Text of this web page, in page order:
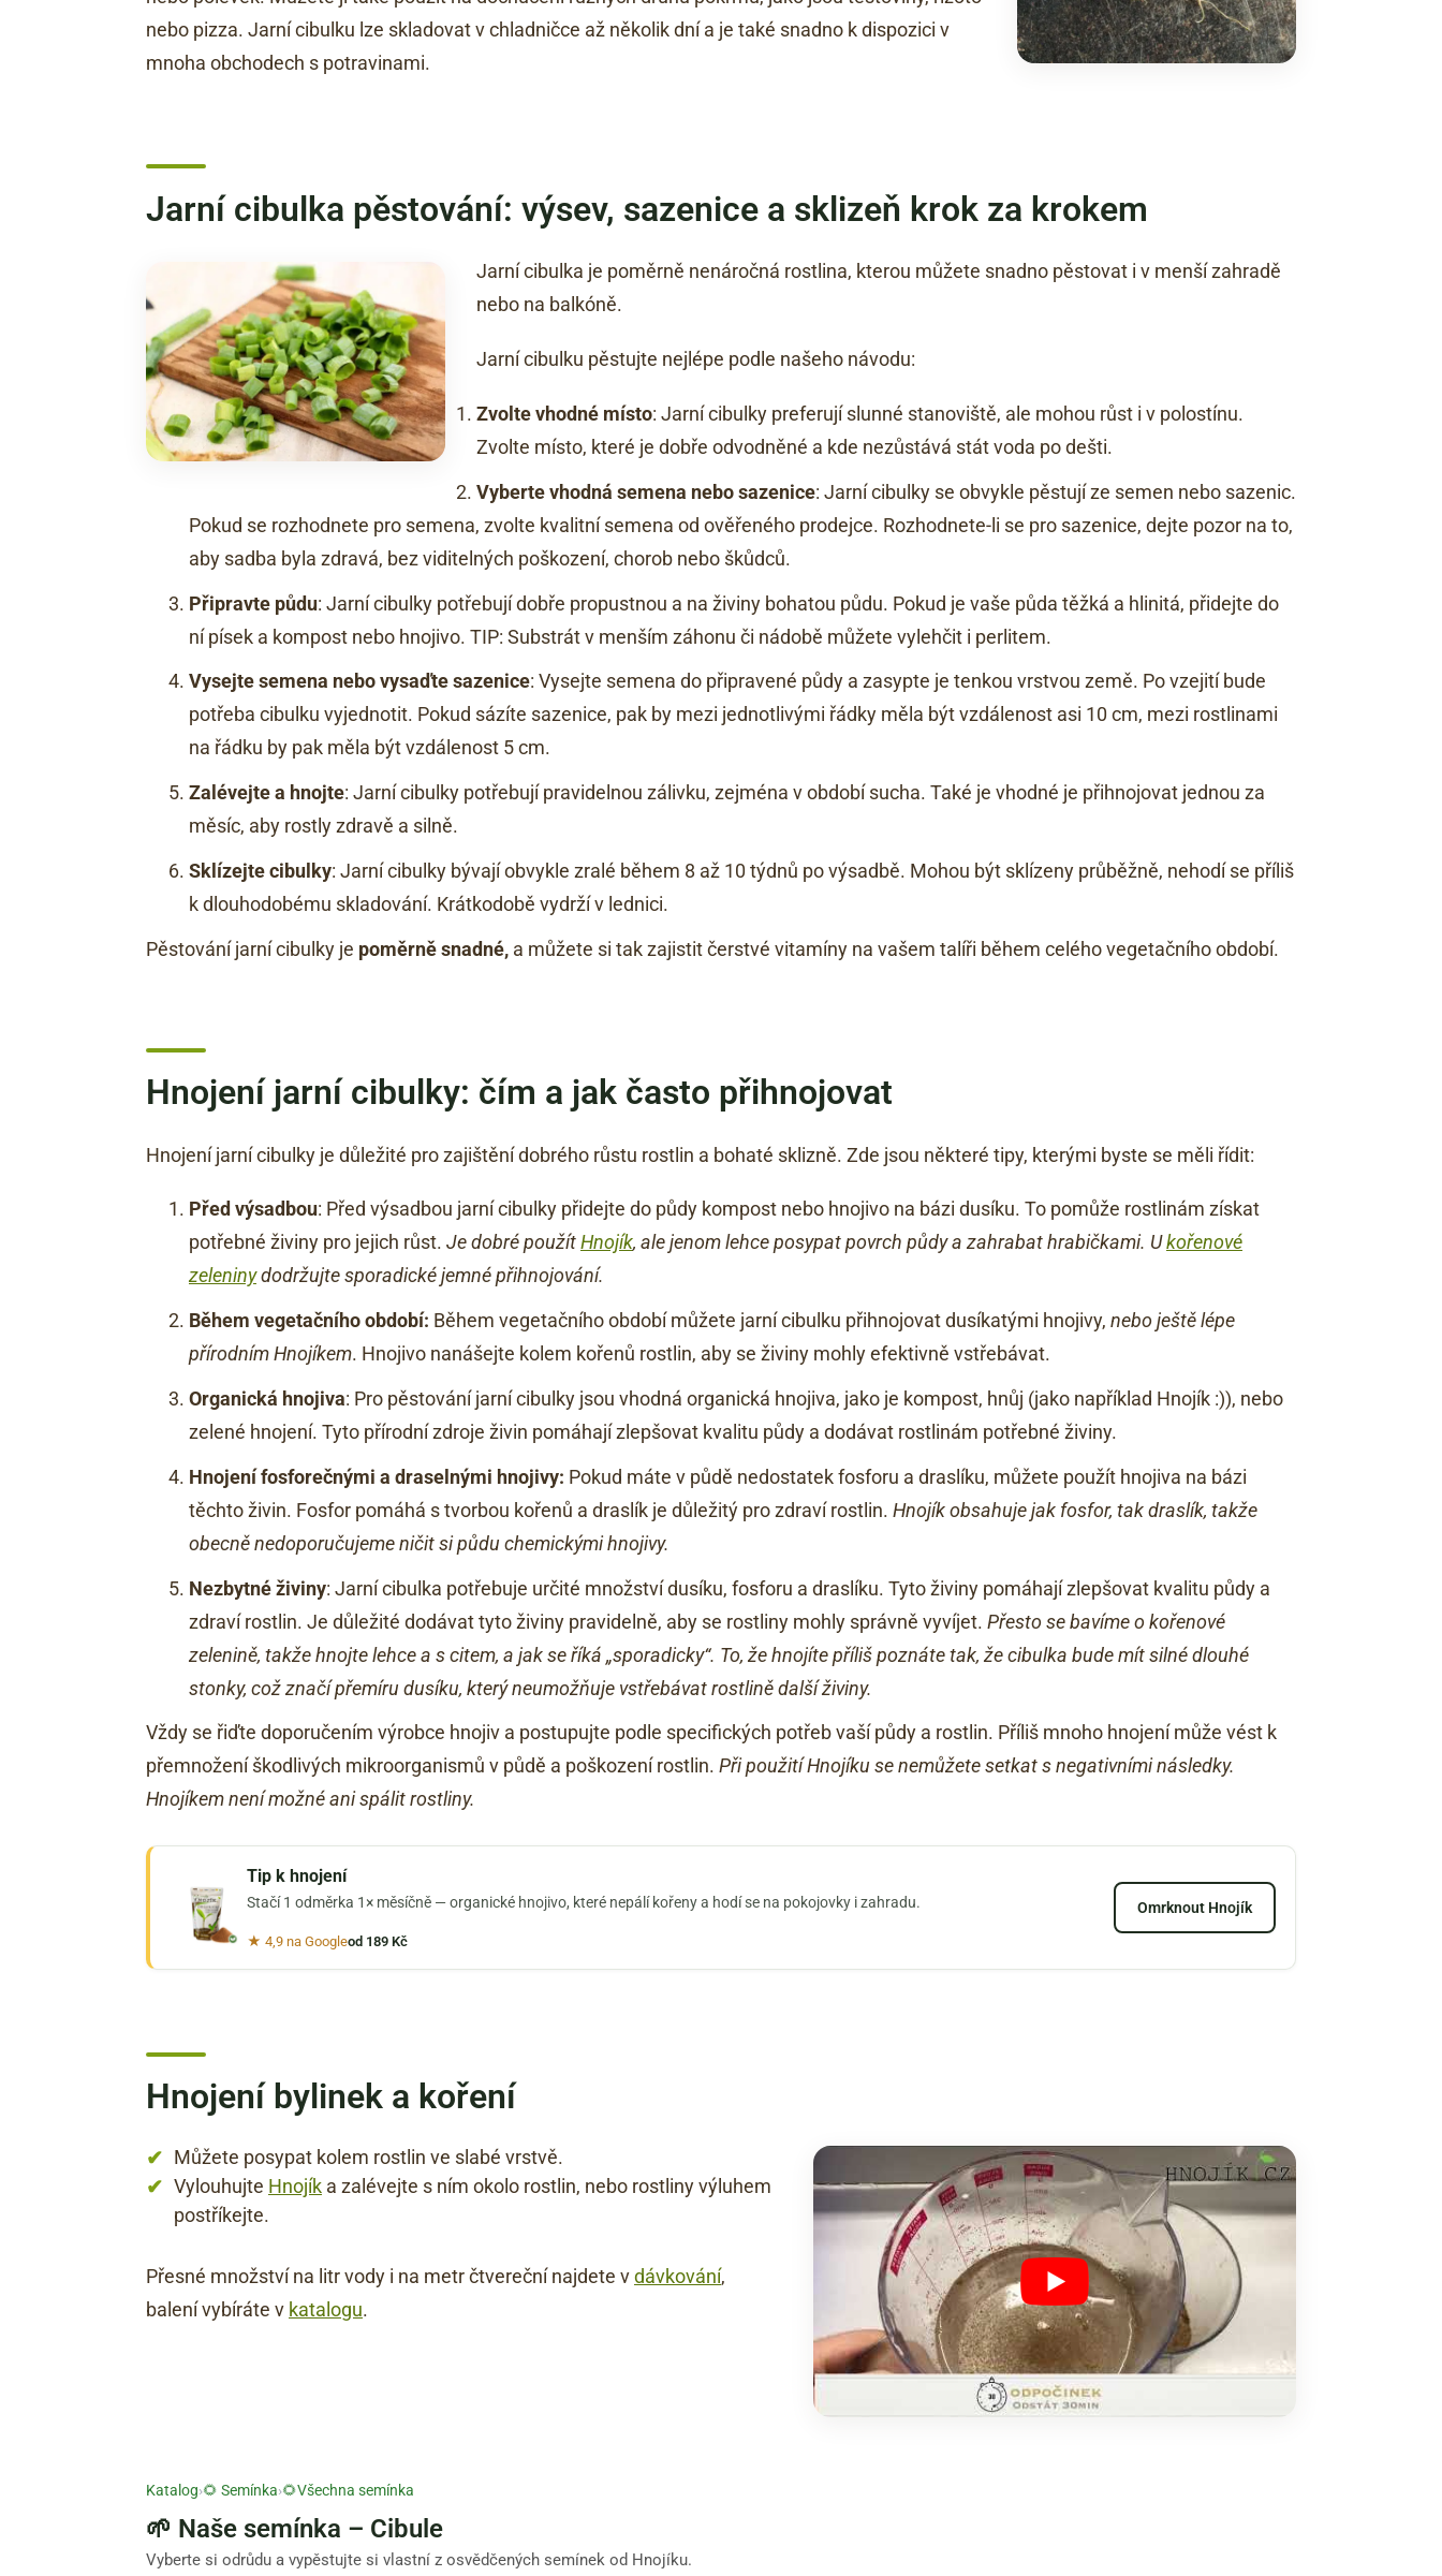
nebo pizza. Jarní cibulku lze skladovat v chladničce až několik dní a je také snadno k dispozici v
mnoha obchodech s potravinami.
Jarní cibulka pěstování: výsev, sazenice a sklizeň krok za krokem
Jarní cibulka je poměrně nenáročná rostlina, kterou můžete snadno pěstovat i v menší zahradě
nebo na balkóně.
Jarní cibulku pěstujte nejlépe podle našeho návodu:
Zvolte vhodné místo: Jarní cibulky preferují slunné stanoviště, ale mohou růst i v polostínu.
Zvolte místo, které je dobře odvodněné a kde nezůstává stát voda po dešti.
Vyberte vhodná semena nebo sazenice: Jarní cibulky se obvykle pěstují ze semen nebo sazenic.
Pokud se rozhodnete pro semena, zvolte kvalitní semena od ověřeného prodejce. Rozhodnete-li se pro sazenice, dejte pozor na to,
aby sadba byla zdravá, bez viditelných poškození, chorob nebo škůdců.
Připravte půdu: Jarní cibulky potřebují dobře propustnou a na živiny bohatou půdu. Pokud je vaše půda těžká a hlinitá, přidejte do
ní písek a kompost nebo hnojivo. TIP: Substrát v menším záhonu či nádobě můžete vylehčit i perlitem.
Vysejte semena nebo vysaďte sazenice: Vysejte semena do připravené půdy a zasypte je tenkou vrstvou země. Po vzejití bude
potřeba cibulku vyjednotit. Pokud sázíte sazenice, pak by mezi jednotlivými řádky měla být vzdálenost asi 10 cm, mezi rostlinami
na řádku by pak měla být vzdálenost 5 cm.
Zalévejte a hnojte: Jarní cibulky potřebují pravidelnou zálivku, zejména v období sucha. Také je vhodné je přihnojovat jednou za
měsíc, aby rostly zdravě a silně.
Sklízejte cibulky: Jarní cibulky bývají obvykle zralé během 8 až 10 týdnů po výsadbě. Mohou být sklízeny průběžně, nehodí se příliš
k dlouhodobému skladování. Krátkodobě vydrží v lednici.
Pěstování jarní cibulky je poměrně snadné, a můžete si tak zajistit čerstvé vitamíny na vašem talíři během celého vegetačního období.
Hnojení jarní cibulky: čím a jak často přihnojovat
Hnojení jarní cibulky je důležité pro zajištění dobrého růstu rostlin a bohaté sklizně. Zde jsou některé tipy, kterými byste se měli řídit:
Před výsadbou: Před výsadbou jarní cibulky přidejte do půdy kompost nebo hnojivo na bázi dusíku. To pomůže rostlinám získat
potřebné živiny pro jejich růst. Je dobré použítHnojík, ale jenom lehce posypat povrch půdy a zahrabat hrabičkami. Ukořenové
zeleninydodržujte sporadické jemné přihnojování.
Během vegetačního období: Během vegetačního období můžete jarní cibulku přihnojovat dusíkatými hnojivy, nebo ještě lépe
přírodním Hnojíkem. Hnojivo nanášejte kolem kořenů rostlin, aby se živiny mohly efektivně vstřebávat.
Organická hnojiva: Pro pěstování jarní cibulky jsou vhodná organická hnojiva, jako je kompost, hnůj (jako například Hnojík :)), nebo
zelené hnojení. Tyto přírodní zdroje živin pomáhají zlepšovat kvalitu půdy a dodávat rostlinám potřebné živiny.
Hnojení fosforečnými a draselnými hnojivy: Pokud máte v půdě nedostatek fosforu a draslíku, můžete použít hnojiva na bázi
těchto živin. Fosfor pomáhá s tvorbou kořenů a draslík je důležitý pro zdraví rostlin. Hnojík obsahuje jak fosfor, tak draslík, takže
obecně nedoporučujeme ničit si půdu chemickými hnojivy.
Nezbytné živiny: Jarní cibulka potřebuje určité množství dusíku, fosforu a draslíku. Tyto živiny pomáhají zlepšovat kvalitu půdy a
zdraví rostlin. Je důležité dodávat tyto živiny pravidelně, aby se rostliny mohly správně vyvíjet. Přesto se bavíme o kořenové
zelenině, takže hnojte lehce a s citem, a jak se říká „sporadicky“. To, že hnojíte příliš poznáte tak, že cibulka bude mít silné dlouhé
stonky, což značí přemíru dusíku, který neumožňuje vstřebávat rostlině další živiny.
Vždy se řiďte doporučením výrobce hnojiv a postupujte podle specifických potřeb vaší půdy a rostlin. Příliš mnoho hnojení může vést k
přemnožení škodlivých mikroorganismů v půdě a poškození rostlin. Při použití Hnojíku se nemůžete setkat s negativními následky.
Hnojíkem není možné ani spálit rostliny.
Tip k hnojení
Stačí 1 odměrka 1× měsíčně — organické hnojivo, které nepálí kořeny a hodí se na pokojovky i zahradu.
★ 4,9 na Googleod 189 Kč
Omrknout Hnojík
Hnojení bylinek a koření
Můžete posypat kolem rostlin ve slabé vrstvě.
Vylouhujte Hnojík a zalévejte s ním okolo rostlin, nebo rostliny výluhem
postříkejte.
Přesné množství na litr vody i na metr čtvereční najdete vdávkování,
balení vybíráte v katalogu.
Katalog›🌻 Semínka›🌻Všechna semínka
🌱 Naše semínka – Cibule
Vyberte si odrůdu a vypěstujte si vlastní z osvědčených semínek od Hnojíku.